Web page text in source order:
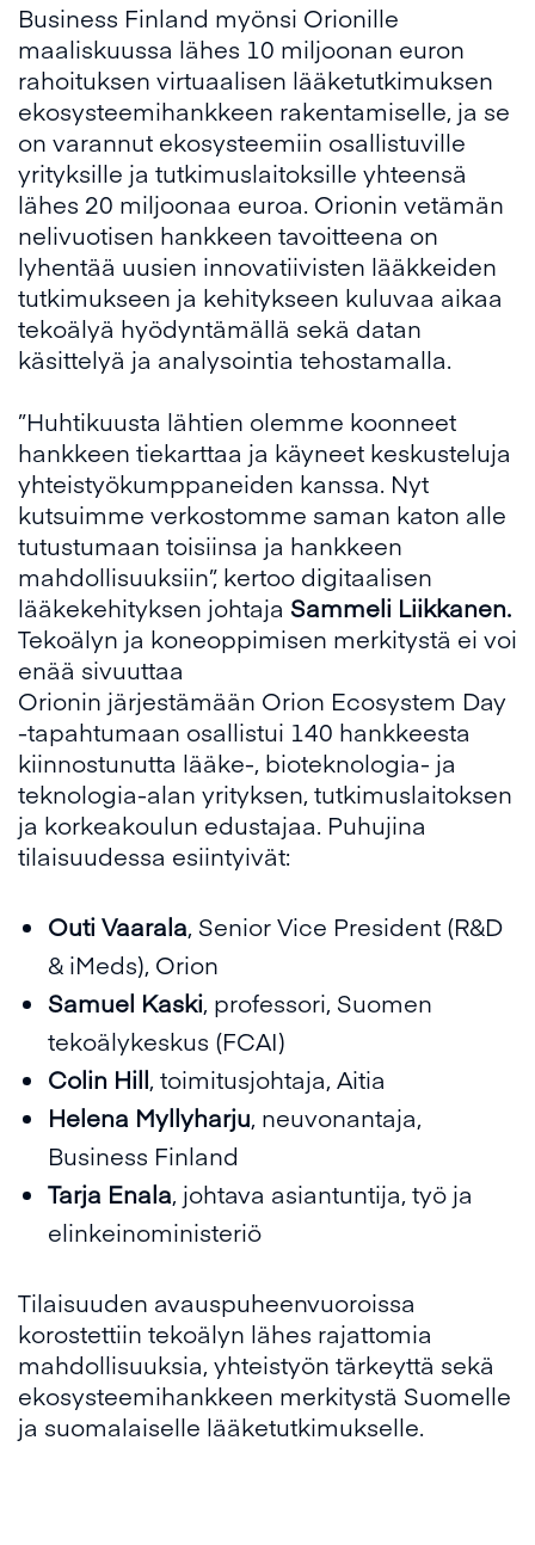
Business Finland myönsi Orionille
maaliskuussa lähes 10 miljoonan euron
rahoituksen virtuaalisen lääketutkimuksen
ekosysteemihankkeen rakentamiselle, ja se
on varannut ekosysteemiin osallistuville
yrityksille ja tutkimuslaitoksille yhteensä
lähes 20 miljoonaa euroa. Orionin vetämän
nelivuotisen hankkeen tavoitteena on
lyhentää uusien innovatiivisten lääkkeiden
tutkimukseen ja kehitykseen kuluvaa aikaa
tekoälyä hyödyntämällä sekä datan
käsittelyä ja analysointia tehostamalla.
”Huhtikuusta lähtien olemme koonneet
hankkeen tiekarttaa ja käyneet keskusteluja
yhteistyökumppaneiden kanssa. Nyt
kutsuimme verkostomme saman katon alle
tutustumaan toisiinsa ja hankkeen
mahdollisuuksiin”, kertoo digitaalisen
lääkekehityksen johtaja Sammeli Liikkanen.
Tekoälyn ja koneoppimisen merkitystä ei voi
enää sivuuttaa
Orionin järjestämään Orion Ecosystem Day
-tapahtumaan osallistui 140 hankkeesta
kiinnostunutta lääke-, bioteknologia- ja
teknologia-alan yrityksen, tutkimuslaitoksen
ja korkeakoulun edustajaa. Puhujina
tilaisuudessa esiintyivät:
Outi Vaarala, Senior Vice President (R&D
& iMeds), Orion
Samuel Kaski, professori, Suomen
tekoälykeskus (FCAI)
Colin Hill, toimitusjohtaja, Aitia
Helena Myllyharju, neuvonantaja,
Business Finland
Tarja Enala, johtava asiantuntija, työ ja
elinkeinoministeriö
Tilaisuuden avauspuheenvuoroissa
korostettiin tekoälyn lähes rajattomia
mahdollisuuksia, yhteistyön tärkeyttä sekä
ekosysteemihankkeen merkitystä Suomelle
ja suomalaiselle lääketutkimukselle.